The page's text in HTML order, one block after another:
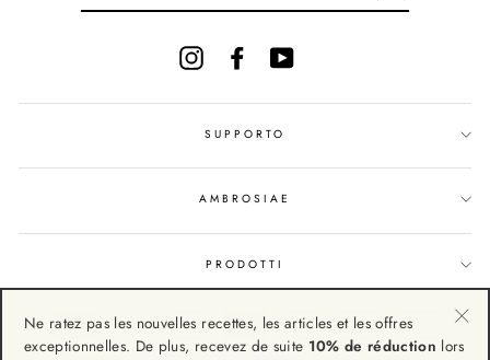
InstagramFacebookYouTube
SUPPORTO
AMBROSIAE
PRODOTTI
Ne ratez pas les nouvelles recettes, les articles et les offres
exceptionnelles. De plus, recevez de suite 10% de réduction lors